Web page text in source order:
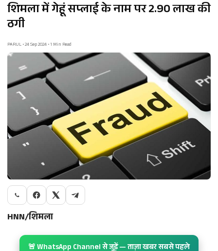
शिमला में गेहूं सप्लाई के नाम पर 2.90 लाख की
ठगी
PARUL • 24 Sep 2024 • 1 Min Read
HNN/शिमला
🚨 WhatsApp Channel से जुड़ें — ताज़ा खबर सबसे पहले